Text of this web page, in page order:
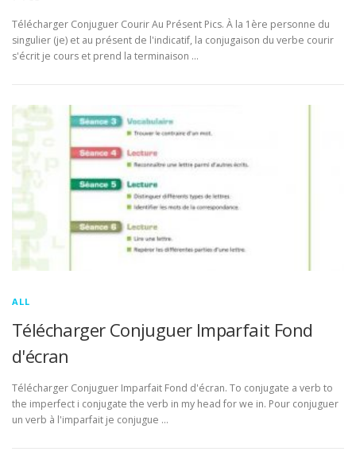
Télécharger Conjuguer Courir Au Présent Pics. À la 1ère personne du
singulier (je) et au présent de l'indicatif, la conjugaison du verbe courir
s'écrit je cours et prend la terminaison …
ALL
Télécharger Conjuguer Imparfait Fond
d'écran
Télécharger Conjuguer Imparfait Fond d'écran. To conjugate a verb to
the imperfect i conjugate the verb in my head for we in. Pour conjuguer
un verb à l'imparfait je conjugue …